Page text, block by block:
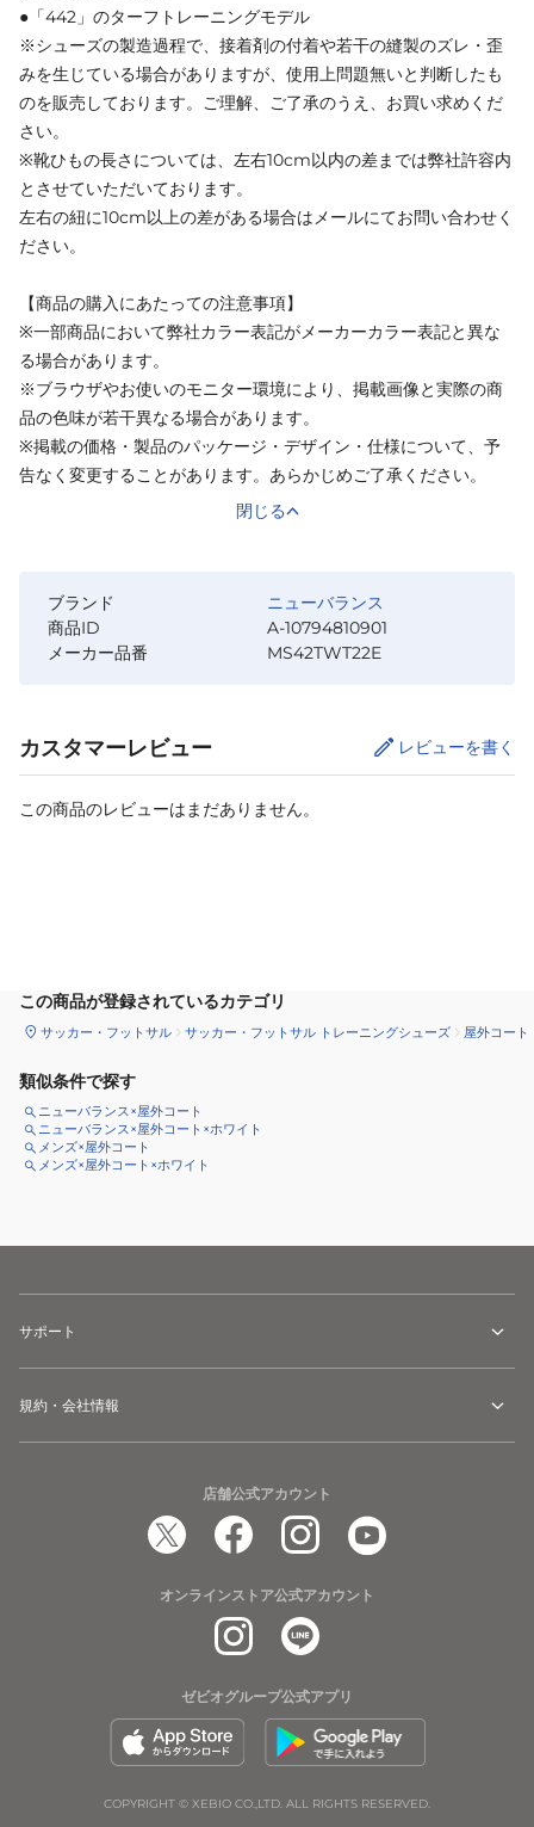
●「442」のターフトレーニングモデル
※シューズの製造過程で、接着剤の付着や若干の縫製のズレ・歪
みを生じている場合がありますが、使用上問題無いと判断したも
のを販売しております。ご理解、ご了承のうえ、お買い求めくだ
さい。
※靴ひもの長さについては、左右10cm以内の差までは弊社許容内
とさせていただいております。
左右の紐に10cm以上の差がある場合はメールにてお問い合わせく
ださい。
【商品の購入にあたっての注意事項】
※一部商品において弊社カラー表記がメーカーカラー表記と異な
る場合があります。
※ブラウザやお使いのモニター環境により、掲載画像と実際の商
品の色味が若干異なる場合があります。
※掲載の価格・製品のパッケージ・デザイン・仕様について、予
告なく変更することがあります。あらかじめご了承ください。
閉じる
ブランド
ニューバランス
商品ID
A-10794810901
メーカー品番
MS42TWT22E
カスタマーレビュー レビューを書く
この商品のレビューはまだありません。
この商品が登録されているカテゴリ
サッカー・フットサル サッカー・フットサル トレーニングシューズ 屋外コート
類似条件で探す
ニューバランス×屋外コート
ニューバランス×屋外コート×ホワイト
メンズ×屋外コート
メンズ×屋外コート×ホワイト
サポート
規約・会社情報
店舗公式アカウント
オンラインストア公式アカウント
ゼビオグループ公式アプリ
COPYRIGHT © XEBIO CO.,LTD. ALL RIGHTS RESERVED.